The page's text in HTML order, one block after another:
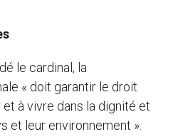
le cardinal, la
« doit garantir le droit
à vivre dans la dignité et
et leur environnement ».